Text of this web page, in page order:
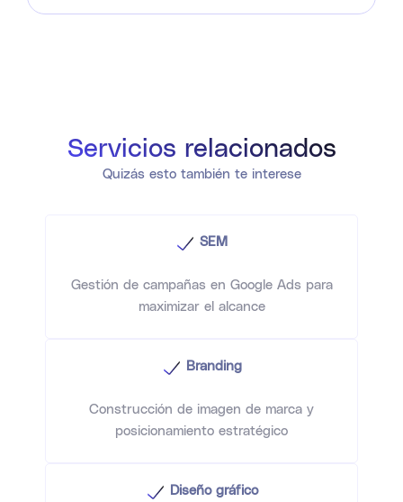
Servicios relacionados
Quizás esto también te interese
SEM
Gestión de campañas en Google Ads para
maximizar el alcance
Branding
Construcción de imagen de marca y
posicionamiento estratégico
Diseño gráfico